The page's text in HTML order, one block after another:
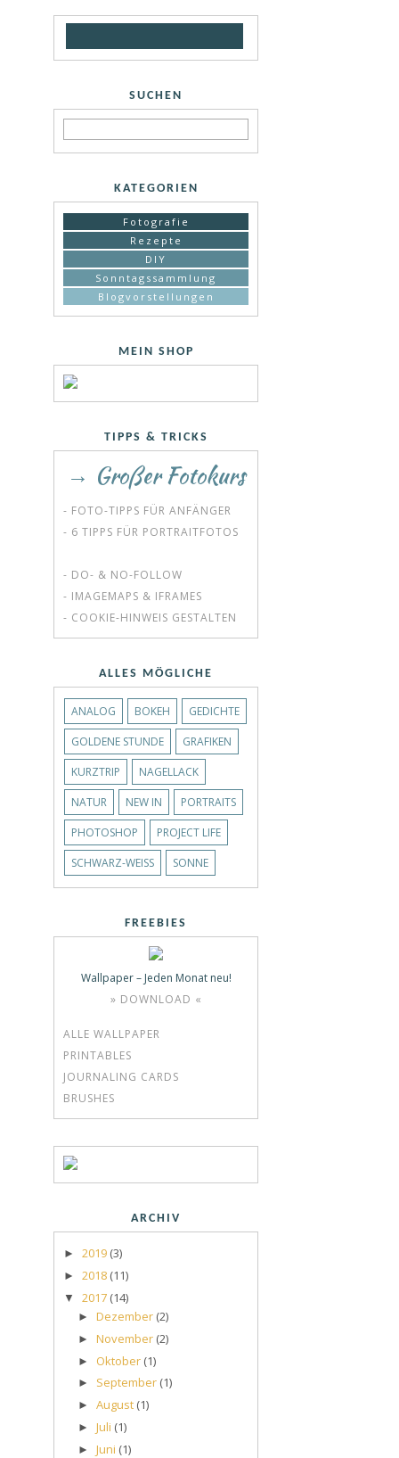
SUCHEN
KATEGORIEN
Fotografie
Rezepte
DIY
Sonntagssammlung
Blogvorstellungen
MEIN SHOP
TIPPS & TRICKS
→ Großer Fotokurs
- FOTO-TIPPS FÜR ANFÄNGER
- 6 TIPPS FÜR PORTRAITFOTOS
- DO- & NO-FOLLOW
- IMAGEMAPS & IFRAMES
- COOKIE-HINWEIS GESTALTEN
ALLES MÖGLICHE
ANALOG BOKEH
GEDICHTE
GOLDENE STUNDE
GRAFIKEN
KURZTRIP
NAGELLACK
NATUR
NEW IN
PORTRAITS
PHOTOSHOP
PROJECT LIFE
SCHWARZ-WEISS
SONNE
FREEBIES
Wallpaper – Jeden Monat neu!
» DOWNLOAD «
ALLE WALLPAPER
PRINTABLES
JOURNALING CARDS
BRUSHES
ARCHIV
► 2019 (3)
► 2018 (11)
▼ 2017 (14)
► Dezember (2)
► November (2)
► Oktober (1)
► September (1)
► August (1)
► Juli (1)
► Juni (1)